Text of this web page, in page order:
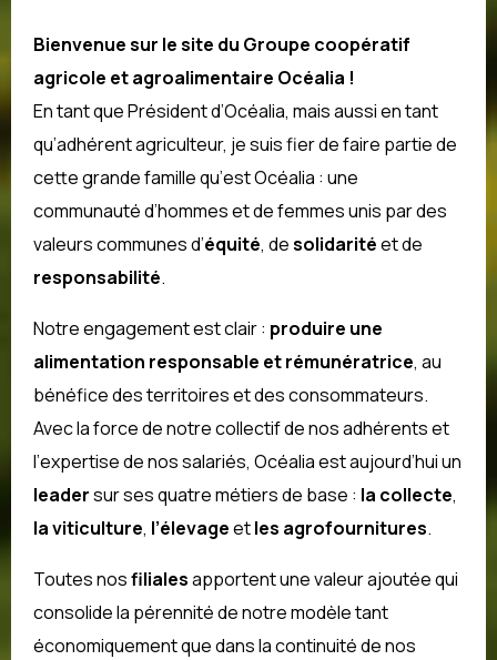
Bienvenue sur le site du Groupe coopératif
agricole et agroalimentaire Océalia !
En tant que Président d’Océalia, mais aussi en tant
qu’adhérent agriculteur, je suis fier de faire partie de
cette grande famille qu’est Océalia : une
communauté d’hommes et de femmes unis par des
valeurs communes d’équité, desolidaritéet de
responsabilité.
Notre engagement est clair : produire une
alimentation responsable et rémunératrice, au
bénéfice des territoires et des consommateurs.
Avec la force de notre collectif de nos adhérents et
l’expertise de nos salariés, Océalia est aujourd’hui un
leadersur ses quatre métiers de base : la collecte,
la viticulture, l’élevageetles agrofournitures.
Toutes nosfilialesapportent une valeur ajoutée qui
consolide la pérennité de notre modèle tant
économiquement que dans la continuité de nos